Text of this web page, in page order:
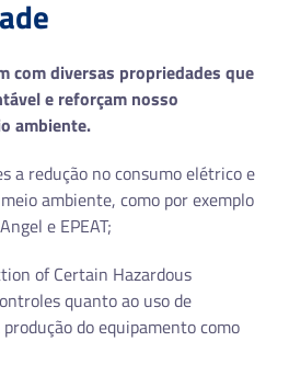
Wi-Fi® Direct , and Ethernet
com diversas propriedades que
e reforçam nosso
ambiente.
a redução no consumo elétrico e
ambiente, como por exemplo
e EPEAT;
of Certain Hazardous
quanto ao uso de
do equipamento como